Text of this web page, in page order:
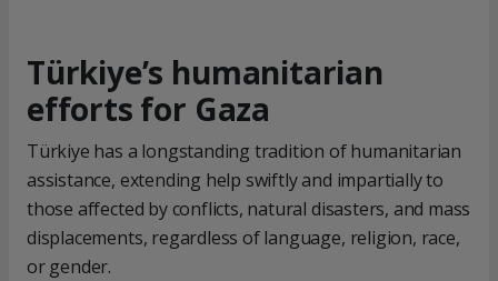
Türkiye’s humanitarian
efforts for Gaza
Türkiye has a longstanding tradition of humanitarian
assistance, extending help swiftly and impartially to
those affected by conflicts, natural disasters, and mass
displacements, regardless of language, religion, race,
or gender.